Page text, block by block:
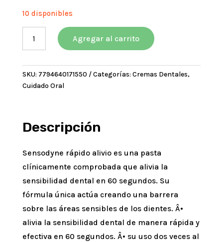
era:
$10233,03.
es:
$9209,73.
10 disponibles
Sensodyne
Rápido
Pasta
Dental
Para
100G
Agregar al carrito
SKU: 7794640171550 Categorías: Cremas Dentales,
Cuidado Oral
Descripción
Sensodyne rápido alivio es una pasta
clínicamente comprobada que alivia la
sensibilidad dental en 60 segundos. Su
fórmula única actúa creando una barrera
sobre las áreas sensibles de los dientes. Â•
alivia la sensibilidad dental de manera rápida y
efectiva en 60 segundos. Â• su uso dos veces al